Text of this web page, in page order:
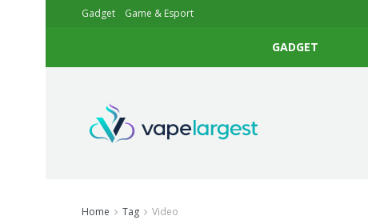
Gadget Game & Esport
GADGET
Home Tag Video